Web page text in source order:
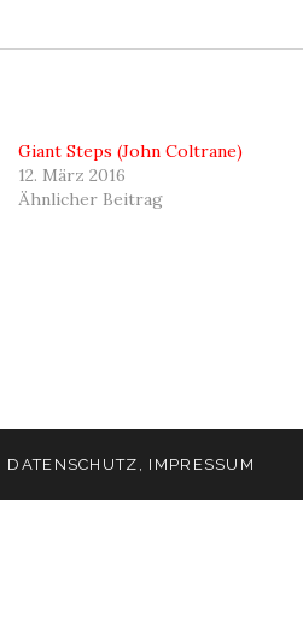
Giant Steps (John Coltrane)
12. März 2016
Ähnlicher Beitrag
DATENSCHUTZ , IMPRESSUM